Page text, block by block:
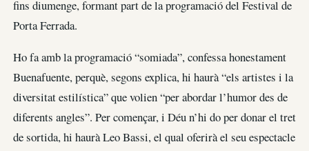
fins diumenge, formant part de la programació del Festival de
Porta Ferrada.
Ho fa amb la programació “somiada”, confessa honestament
Buenafuente, perquè, segons explica, hi haurà “els artistes i la
diversitat estilística” que volien “per abordar l’humor des de
diferents angles”. Per començar, i Déu n’hi do per donar el tret
de sortida, hi haurà Leo Bassi, el qual oferirà el seu espectacle